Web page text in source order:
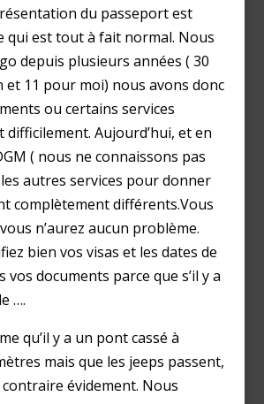
du passeport est
qui est tout à fait normal. Nous
depuis plusieurs années ( 30
et 11 pour moi) nous avons donc
ou certains services
Aujourd’hui, et en
( nous ne connaissons pas
autres services pour donner
complètement différents.Vous
n’aurez aucun problème.
bien vos visas et les dates de
vos documents parce que s’il y a
….
qu’il y a un pont cassé à
mais que les jeeps passent,
évidement. Nous